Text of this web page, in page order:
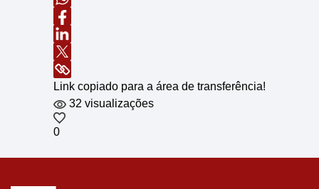
Link copiado para a área de transferência!
32 visualizações
0